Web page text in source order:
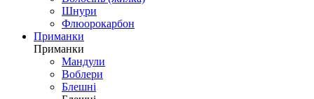
Шнури
Флюорокарбон
Приманки
Приманки
Мандули
Воблери
Блешні